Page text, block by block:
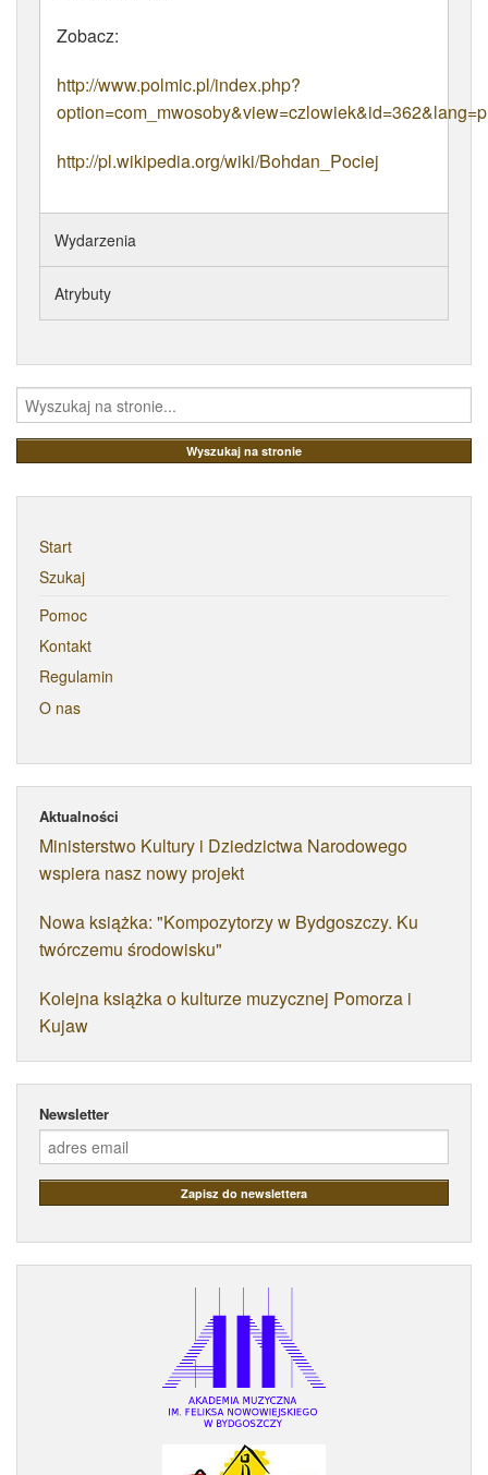
Zobacz:
http://www.polmic.pl/index.php?
http://pl.wikipedia.org/wiki/Bohdan_Pociej
Wydarzenia
Atrybuty
Start
Szukaj
Pomoc
Kontakt
Regulamin
O nas
Aktualności
Ministerstwo Kultury i Dziedzictwa Narodowego
wspiera nasz nowy projekt
Nowa książka: "Kompozytorzy w Bydgoszczy. Ku
twórczemu środowisku"
Kolejna książka o kulturze muzycznej Pomorza i
Kujaw
Newsletter